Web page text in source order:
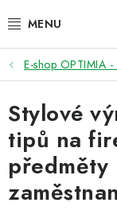
na
ÚKLID |
PRACOVNÍ
KANCELÁŘ
OBČERSTVENÍ A
E-shop OPTIMIA
Stylové
tipů na